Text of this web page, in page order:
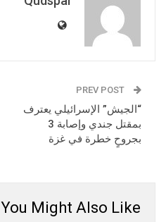
“الجيش” الإسرائيلي يعترف
بمقتل جندي وإصابة 3
بجروحٍ خطرة في غزة
You Might Also Like